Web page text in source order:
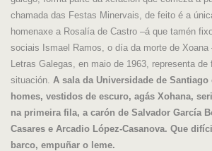
chamada das Festas Minervais, de feito é a
homenaxe a Rosalía de Castro –á que tamén
sociais Ismael Ramos, o día da morte de Xoana
Letras Galegas, en maio de 1963, representa
situación. A sala da Universidade de Santiago
homes, vestidos de escuro, agás Xohana,
na primeira fila, a carón de Salvador García
Casares e Arcadio López-Casanova. Que
barco, empuñar o leme.